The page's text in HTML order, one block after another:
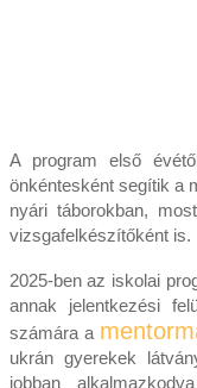
A program első
önkéntesként segítik a
nyári táborokban,
vizsgafelkészítőként is.
2025-ben az iskolai
annak jelentkezési
számára a
ukrán gyerekek
jobban